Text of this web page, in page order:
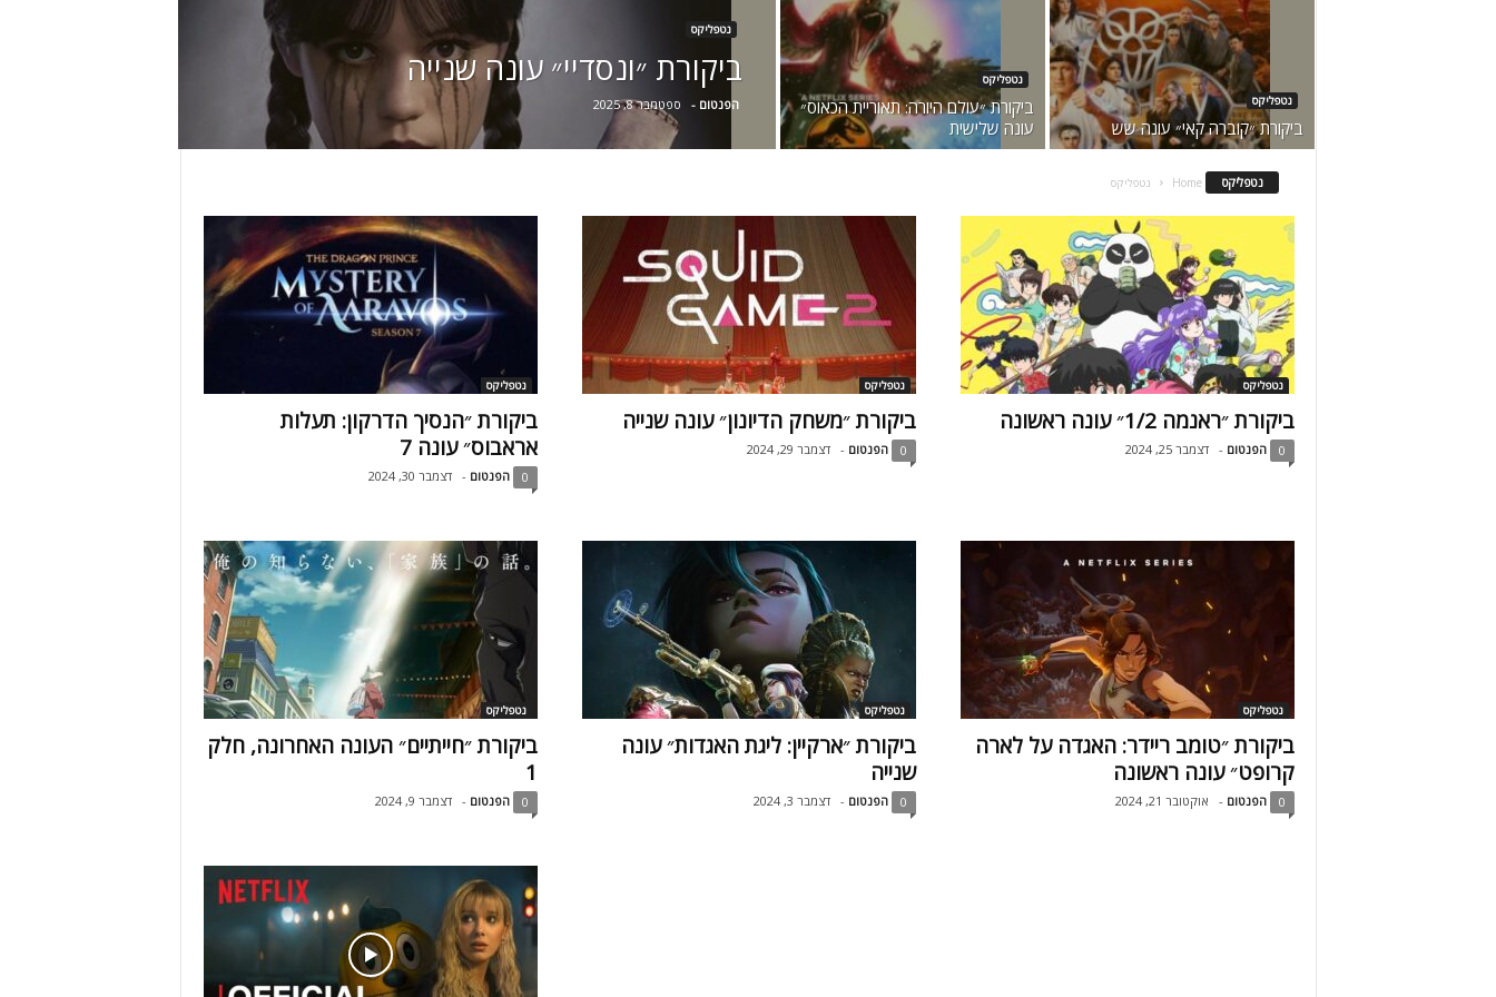
נטפליקס
ביקורת ״ונסדיי״ עונה שנייה
הפנטום - ספטמבר 8, 2025
נטפליקס
ביקורת ״עולם היורה: תאוריית הכאוס״
עונה שלישית
נטפליקס
ביקורת ״קוברה קאי״ עונה שש
נטפליקס Home נטפליקס
נטפליקס
ביקורת ״הנסיך הדרקון: תעלות
אראבוס״ עונה 7
הפנטום - דצמבר 30, 2024 0
נטפליקס
ביקורת ״משחק הדיונון״ עונה שנייה
הפנטום - דצמבר 29, 2024 0
נטפליקס
ביקורת ״ראנמה 1/2״ עונה ראשונה
הפנטום - דצמבר 25, 2024 0
נטפליקס
ביקורת ״חייתיים״ העונה האחרונה, חלק
1
הפנטום - דצמבר 9, 2024 0
נטפליקס
ביקורת ״ארקיין: ליגת האגדות״ עונה
שנייה
הפנטום - דצמבר 3, 2024 0
נטפליקס
ביקורת ״טומב ריידר: האגדה על לארה
קרופט״ עונה ראשונה
הפנטום - אוקטובר 21, 2024 0